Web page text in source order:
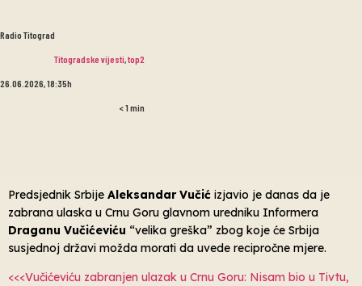
Radio Titograd
Titogradske vijesti ,top2
26.06.2026, 18:35h
< 1 min
Predsjednik Srbije Aleksandar Vučić izjavio je danas da je
zabrana ulaska u Crnu Goru glavnom uredniku Informera
Draganu Vučićeviću “velika greška” zbog koje će Srbija
susjednoj državi možda morati da uvede recipročne mjere.
<<<Vučićeviću zabranjen ulazak u Crnu Goru: Nisam bio u Tivtu,